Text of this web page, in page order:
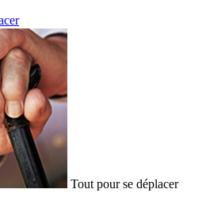
Tout pour se déplacer